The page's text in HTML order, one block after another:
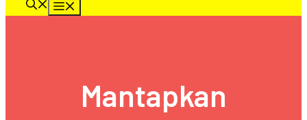
Mantapkan